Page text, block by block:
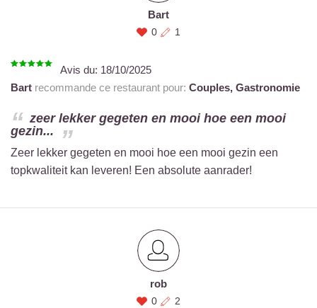
Bart
0 1
Avis du: 18/10/2025
Bart recommande ce restaurant pour: Couples, Gastronomie
zeer lekker gegeten en mooi hoe een mooi
gezin...
Zeer lekker gegeten en mooi hoe een mooi gezin een
topkwaliteit kan leveren! Een absolute aanrader!
rob
0 2